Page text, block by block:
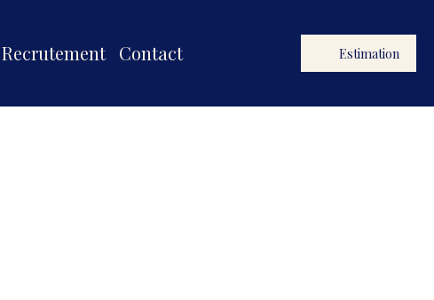
Recrutement Contact Estimation